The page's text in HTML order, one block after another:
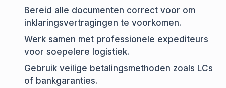
Bereid alle documenten correct voor om
inklaringsvertragingen te voorkomen.
Werk samen met professionele expediteurs
voor soepelere logistiek.
Gebruik veilige betalingsmethoden zoals LCs
of bankgaranties.